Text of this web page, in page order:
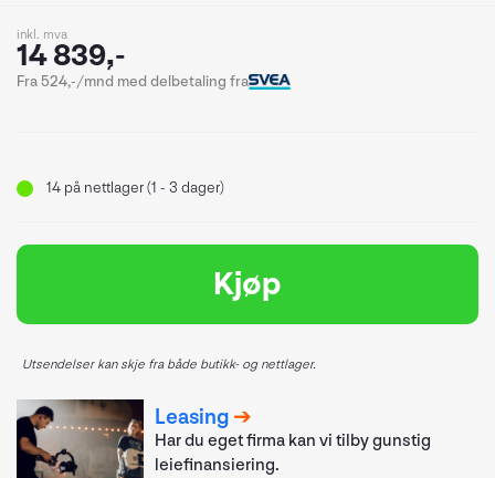
inkl. mva
14 839,-
Fra 524,-/mnd med delbetaling fra
14 på nettlager (1 - 3 dager)
Kjøp
Utsendelser kan skje fra både butikk- og nettlager.
Leasing
Har du eget firma kan vi tilby gunstig
leiefinansiering.